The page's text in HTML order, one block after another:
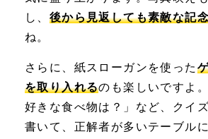
し、 後から見返しても素敵な記
ね。
さらに、紙スローガンを使った
を取り入れるのも楽しいですよ
好きな食べ物は？」など、クイ
書いて、正解者が多いテーブル